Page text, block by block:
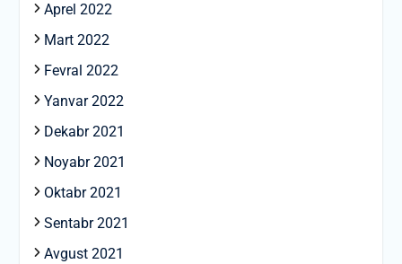
Aprel 2022
Mart 2022
Fevral 2022
Yanvar 2022
Dekabr 2021
Noyabr 2021
Oktabr 2021
Sentabr 2021
Avgust 2021